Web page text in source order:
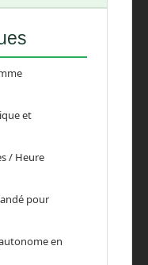
et
/ Heure
pour
en